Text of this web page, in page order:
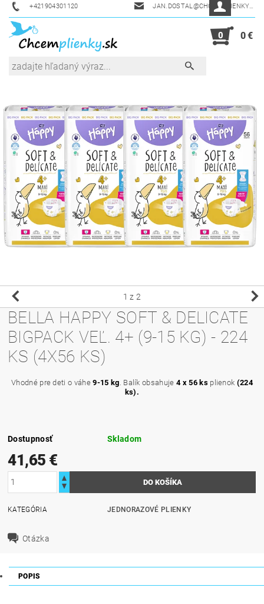
+421904301120 JAN.DOSTAL@CHCEMPLIENKY.SK
0 0 €
1 z 2
BELLA HAPPY SOFT & DELICATE
BIGPACK VEĽ. 4+ (9-15 KG) - 224
KS (4X56 KS)
Vhodné pre deti o váhe9-15 kg . Balík obsahuje 4 x 56 ksplienok (224
ks).
Dostupnosť Skladom
41,65 €
KATEGÓRIA JEDNORAZOVÉ PLIENKY
Otázka
POPIS